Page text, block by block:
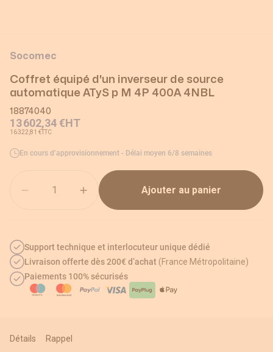
Socomec
Coffret équipé d'un inverseur de source
automatique ATyS p M 4P 400A 4NBL
18874040
13 602,34 €HT
16 322,81 €TTC
En cours d’approvisionnement - Délai moyen 6/8 semaines
Ajouter au panier
Support technique et interlocuteur unique dédié
Livraison offerte dès 200€ d’achat (France Métropolitaine)
Paiements 100% sécurisés
Détails Rappel